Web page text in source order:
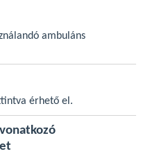
ambuláns
érhető el.